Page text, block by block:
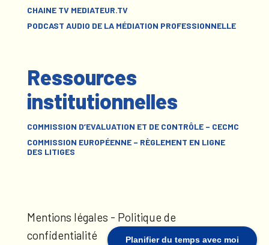
Planifier du temps avec moi
CHAINE TV MEDIATEUR.TV
PODCAST AUDIO DE LA MÉDIATION PROFESSIONNELLE
Ressources
institutionnelles
COMMISSION D’EVALUATION ET DE CONTRÔLE – CECMC
COMMISSION EUROPÉENNE – RÈGLEMENT EN LIGNE
DES LITIGES
Mentions légales - Politique de
confidentialité